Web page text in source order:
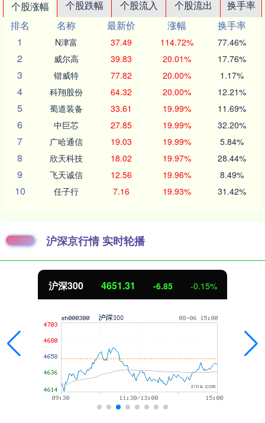
个股涨幅 个股跌幅 个股流入 个股流出
换手率
排名
名称 最新价 涨幅
换手率
1
N津富 37.49 114.72% 77.46%
2 威尔高 39.83 20.01% 17.76%
3 锴威特 77.82 20.00% 1.17%
4 科翔股份 64.32 20.00% 12.21%
5 蜀道装备 33.61 19.99% 11.69%
6 中巨芯 27.85 19.99% 32.20%
7 广哈通信 19.03 19.99% 5.84%
8 欣天科技 18.02 19.97% 28.44%
9 飞天诚信 12.56 19.96% 8.49%
10 任子行 7.16 19.93% 31.42%
沪深京行情 实时轮播
北证50 1122.88 3.42 0.30%